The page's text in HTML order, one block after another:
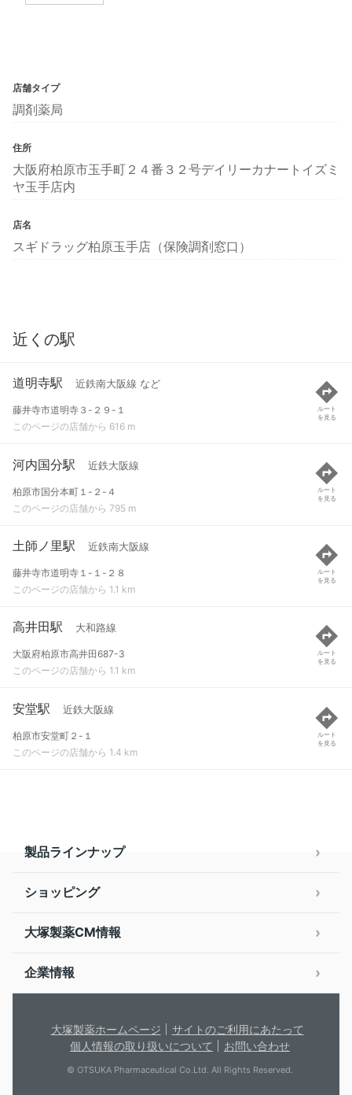
店舗タイプ
調剤薬局
住所
大阪府柏原市玉手町２４番３２号デイリーカナートイズミ
ヤ玉手店内
店名
スギドラッグ柏原玉手店（保険調剤窓口）
近くの駅
道明寺駅 近鉄南大阪線 など
藤井寺市道明寺３-２９-１
このページの店舗から 616 m
ルート
を見る
河内国分駅 近鉄大阪線
柏原市国分本町１-２-４
このページの店舗から 795 m
ルート
を見る
土師ノ里駅 近鉄南大阪線
藤井寺市道明寺１-１-２８
このページの店舗から 1.1 km
ルート
を見る
高井田駅 大和路線
大阪府柏原市高井田687-3
このページの店舗から 1.1 km
ルート
を見る
安堂駅 近鉄大阪線
柏原市安堂町２-１
このページの店舗から 1.4 km
ルート
を見る
製品ラインナップ
ショッピング
大塚製薬CM情報
企業情報
大塚製薬ホームページ
サイトのご利用にあたって
個人情報の取り扱いについて
お問い合わせ
© OTSUKA Pharmaceutical Co.Ltd. All Rights Reserved.